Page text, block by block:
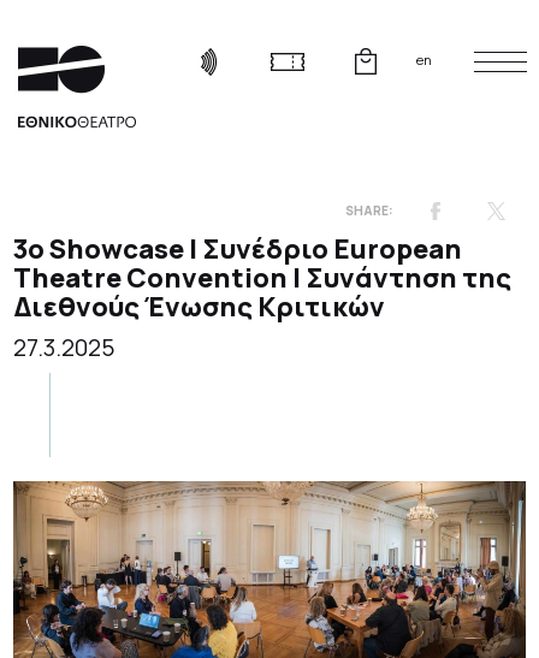
en
3ο Showcase | Συνέδριο European
Theatre Convention | Συνάντηση της
Διεθνούς Ένωσης Κριτικών
27.3.2025